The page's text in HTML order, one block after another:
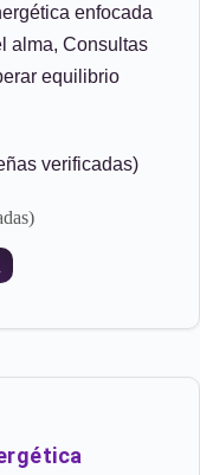
enfocada
alma, Consultas
equilibrio
verificadas)